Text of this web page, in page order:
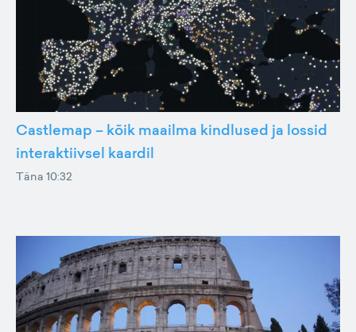
Castlemap – kõik maailma kindlused ja lossid
interaktiivsel kaardil
Täna 10:32